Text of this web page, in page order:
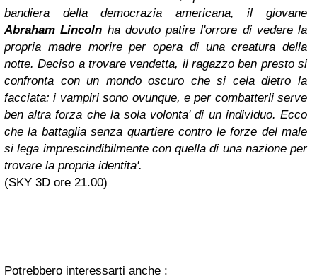
bandiera della democrazia americana, il giovane
Abraham Lincoln ha dovuto patire l'orrore di vedere la
propria madre morire per opera di una creatura della
notte. Deciso a trovare vendetta, il ragazzo ben presto si
confronta con un mondo oscuro che si cela dietro la
facciata: i vampiri sono ovunque, e per combatterli serve
ben altra forza che la sola volonta' di un individuo. Ecco
che la battaglia senza quartiere contro le forze del male
si lega imprescindibilmente con quella di una nazione per
trovare la propria identita'.
(SKY 3D ore 21.00)
Potrebbero interessarti anche :